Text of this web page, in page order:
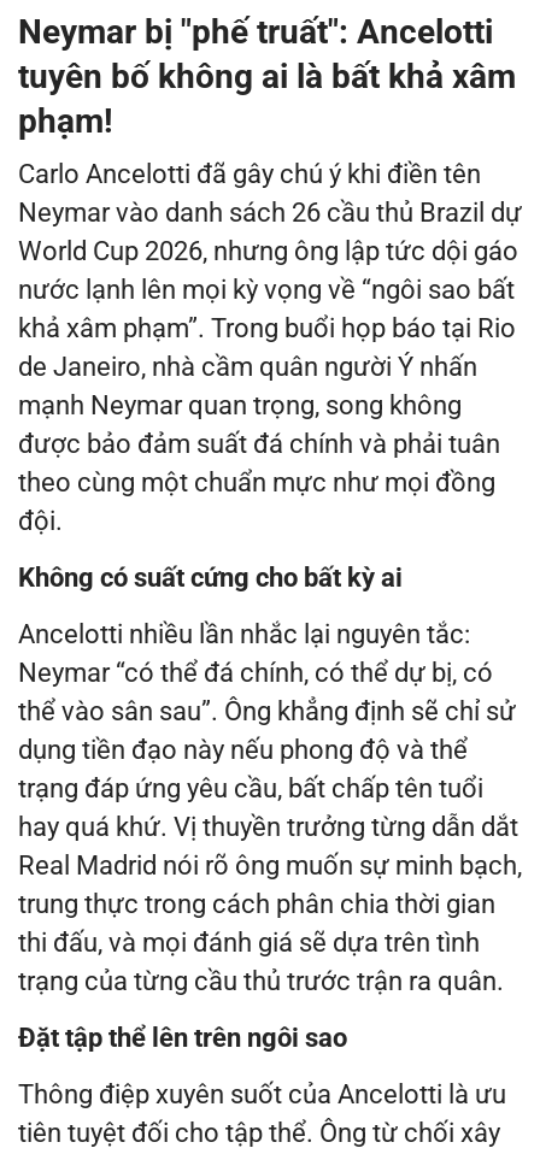
Neymar bị "phế truất": Ancelotti
tuyên bố không ai là bất khả xâm
phạm!
Carlo Ancelotti đã gây chú ý khi điền tên
Neymar vào danh sách 26 cầu thủ Brazil dự
World Cup 2026, nhưng ông lập tức dội gáo
nước lạnh lên mọi kỳ vọng về “ngôi sao bất
khả xâm phạm”. Trong buổi họp báo tại Rio
de Janeiro, nhà cầm quân người Ý nhấn
mạnh Neymar quan trọng, song không
được bảo đảm suất đá chính và phải tuân
theo cùng một chuẩn mực như mọi đồng
đội.
Không có suất cứng cho bất kỳ ai
Ancelotti nhiều lần nhắc lại nguyên tắc:
Neymar “có thể đá chính, có thể dự bị, có
thể vào sân sau”. Ông khẳng định sẽ chỉ sử
dụng tiền đạo này nếu phong độ và thể
trạng đáp ứng yêu cầu, bất chấp tên tuổi
hay quá khứ. Vị thuyền trưởng từng dẫn dắt
Real Madrid nói rõ ông muốn sự minh bạch,
trung thực trong cách phân chia thời gian
thi đấu, và mọi đánh giá sẽ dựa trên tình
trạng của từng cầu thủ trước trận ra quân.
Đặt tập thể lên trên ngôi sao
Thông điệp xuyên suốt của Ancelotti là ưu
tiên tuyệt đối cho tập thể. Ông từ chối xây